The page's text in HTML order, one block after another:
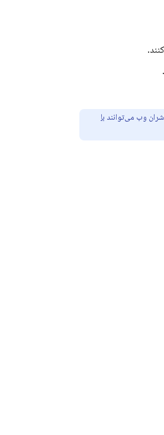
وب می‌توانند با